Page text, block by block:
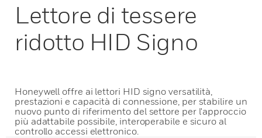
Lettore di tessere
ridotto HID Signo
Honeywell offre ai lettori HID signo versatilità,
prestazioni e capacità di connessione, per stabilire un
nuovo punto di riferimento del settore per l'approccio
più adattabile possibile, interoperabile e sicuro al
controllo accessi elettronico.